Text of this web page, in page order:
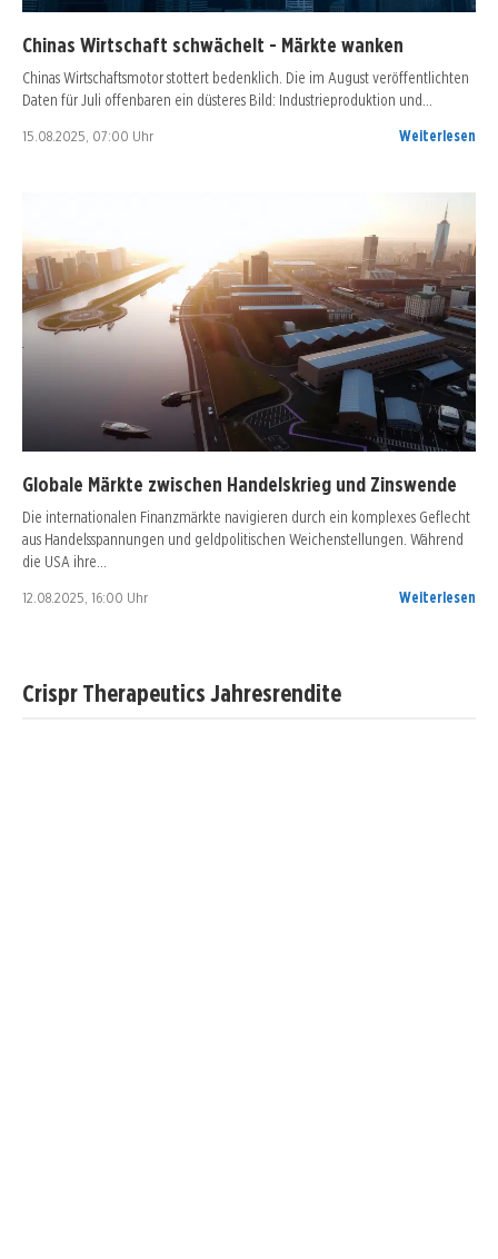
Chinas Wirtschaft schwächelt - Märkte wanken
Chinas Wirtschaftsmotor stottert bedenklich. Die im August veröffentlichten
Daten für Juli offenbaren ein düsteres Bild: Industrieproduktion und…
15.08.2025, 07:00 Uhr Weiterlesen
Globale Märkte zwischen Handelskrieg und Zinswende
Die internationalen Finanzmärkte navigieren durch ein komplexes Geflecht
aus Handelsspannungen und geldpolitischen Weichenstellungen. Während
die USA ihre…
12.08.2025, 16:00 Uhr Weiterlesen
Crispr Therapeutics Jahresrendite